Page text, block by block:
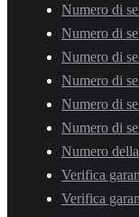
Numero di
Numero di
Numero di
Numero di
Numero di
Numero di
Numero
Verifica
Verifica